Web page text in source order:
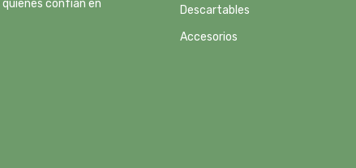
quienes confían en
Descartables
Accesorios